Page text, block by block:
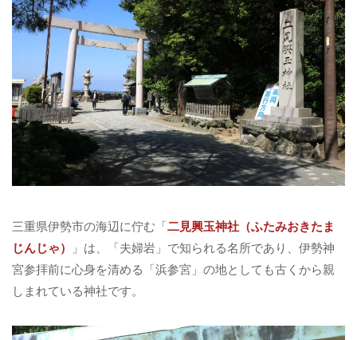
三重県伊勢市の海辺に佇む「二見興玉神社（ふたみおきたま
じんじゃ）
」は、「夫婦岩」で知られる名所であり、伊勢神
宮参拝前に心身を清める「浜参宮」の地としても古くから親
しまれている神社です。